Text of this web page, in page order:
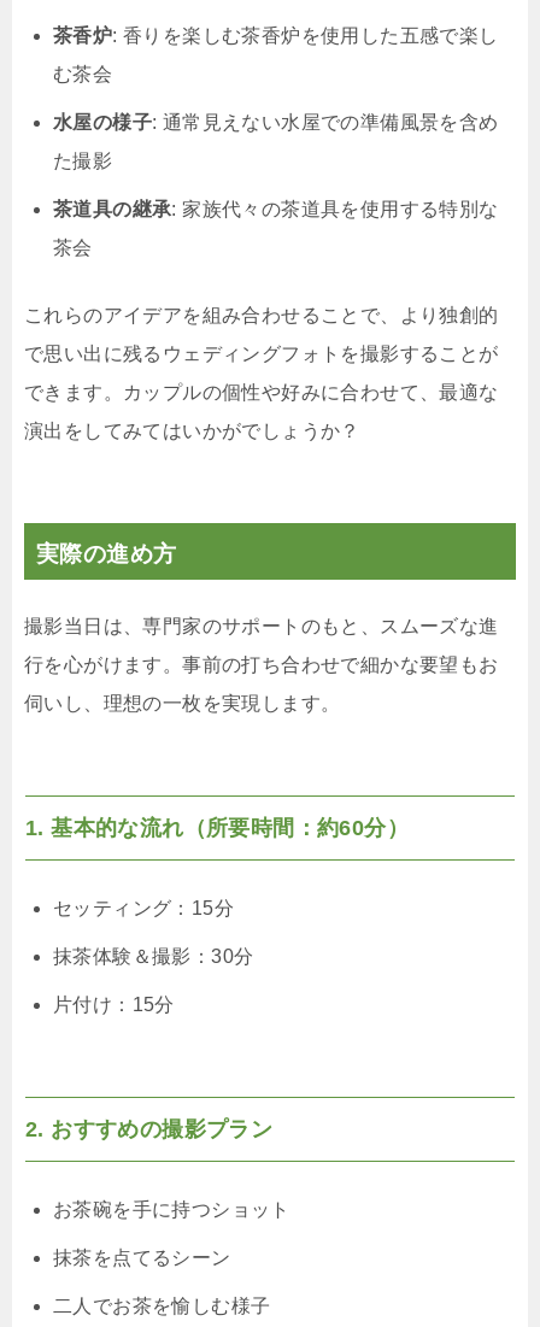
茶香炉: 香りを楽しむ茶香炉を使用した五感で楽し
む茶会
水屋の様子: 通常見えない水屋での準備風景を含め
た撮影
茶道具の継承: 家族代々の茶道具を使用する特別な
茶会
これらのアイデアを組み合わせることで、より独創的
で思い出に残るウェディングフォトを撮影することが
できます。カップルの個性や好みに合わせて、最適な
演出をしてみてはいかがでしょうか？
実際の進め方
撮影当日は、専門家のサポートのもと、スムーズな進
行を心がけます。事前の打ち合わせで細かな要望もお
伺いし、理想の一枚を実現します。
1. 基本的な流れ（所要時間：約60分）
セッティング：15分
抹茶体験＆撮影：30分
片付け：15分
2. おすすめの撮影プラン
お茶碗を手に持つショット
抹茶を点てるシーン
二人でお茶を愉しむ様子